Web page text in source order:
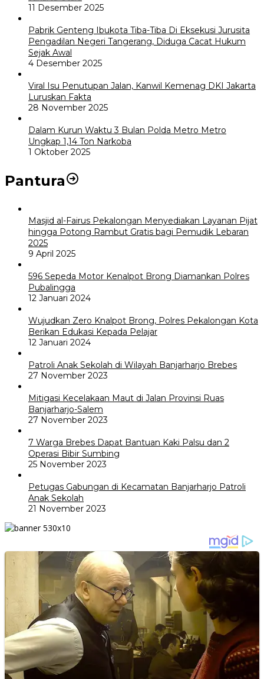
11 Desember 2025
Pabrik Genteng Ibukota Tiba-Tiba Di Eksekusi Jurusita
Pengadilan Negeri Tangerang, Diduga Cacat Hukum
Sejak Awal
4 Desember 2025
Viral Isu Penutupan Jalan, Kanwil Kemenag DKI Jakarta
Luruskan Fakta
28 November 2025
Dalam Kurun Waktu 3 Bulan Polda Metro Metro
Ungkap 1,14 Ton Narkoba
1 Oktober 2025
Pantura
Masjid al-Fairus Pekalongan Menyediakan Layanan Pijat
hingga Potong Rambut Gratis bagi Pemudik Lebaran
2025
9 April 2025
596 Sepeda Motor Kenalpot Brong Diamankan Polres
Pubalingga
12 Januari 2024
Wujudkan Zero Knalpot Brong, Polres Pekalongan Kota
Berikan Edukasi Kepada Pelajar
12 Januari 2024
Patroli Anak Sekolah di Wilayah Banjarharjo Brebes
27 November 2023
Mitigasi Kecelakaan Maut di Jalan Provinsi Ruas
Banjarharjo-Salem
27 November 2023
7 Warga Brebes Dapat Bantuan Kaki Palsu dan 2
Operasi Bibir Sumbing
25 November 2023
Petugas Gabungan di Kecamatan Banjarharjo Patroli
Anak Sekolah
21 November 2023